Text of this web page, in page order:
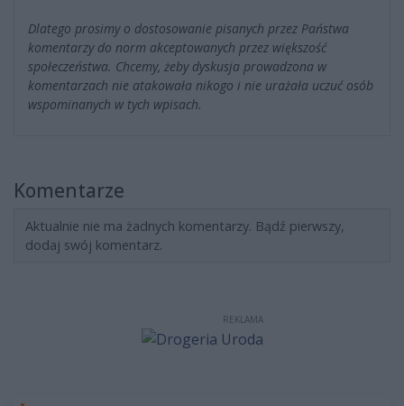
Dlatego prosimy o dostosowanie pisanych przez Państwa
komentarzy do norm akceptowanych przez większość
społeczeństwa. Chcemy, żeby dyskusja prowadzona w
komentarzach nie atakowała nikogo i nie urażała uczuć osób
wspominanych w tych wpisach.
Komentarze
Aktualnie nie ma żadnych komentarzy. Bądź pierwszy,
dodaj swój komentarz.
REKLAMA